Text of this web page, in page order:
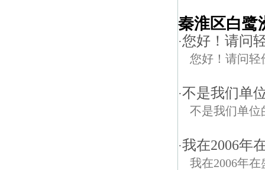
秦淮区白鹭
·您好！请问
您好！请问轻
·不是我们单
不是我们单位
·我在2006年
我在2006年